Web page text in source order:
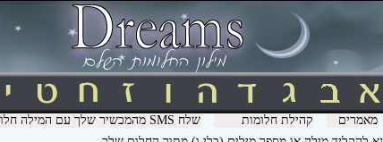
מאמרים קהילת חלומות
שלח SMS מהמכשיר שלך עם המילה חלומות ל- 3600 וקבל לינק לפירוש חלומות בסלולר